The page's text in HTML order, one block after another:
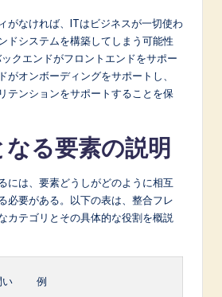
がなければ、ITはビジネスが一切使わ
ドシステムを構築してしまう可能性
クエンドがフロントエンドをサポー
がオンボーディングをサポートし、
テンションをサポートすることを保
なる要素の説明
には、要素どうしがどのように相互
必要がある。以下の表は、整合フレ
カテゴリとその具体的な役割を概説
い 例